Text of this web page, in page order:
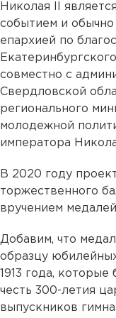
Николая II
событием и
епархией по
совместно с
Свердловской
регионального
молодежной
императора
В 2020 году
торжественного
вручением
Добавим, что
образцу
1913 года,
честь 300-летия
выпускников